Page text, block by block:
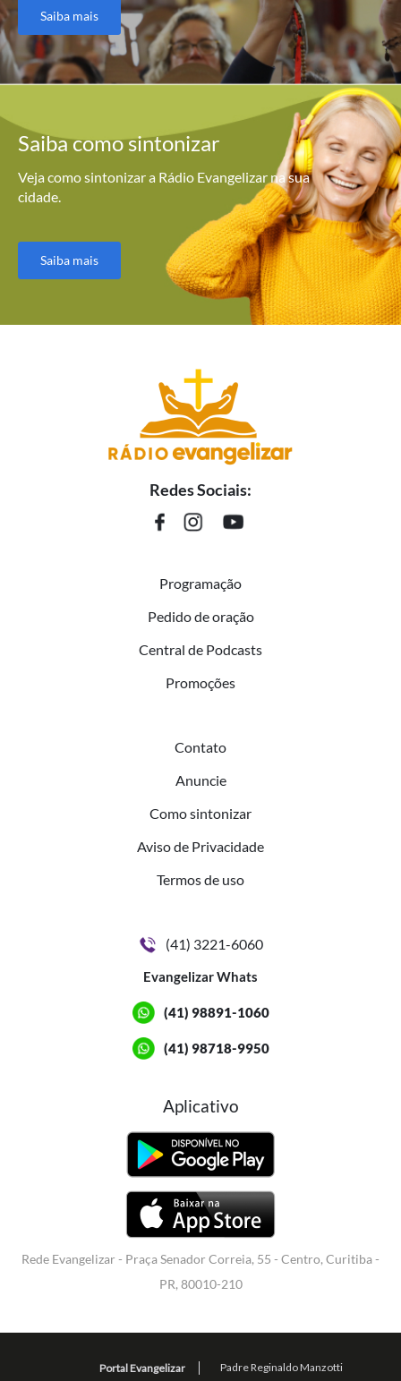
Saiba mais
Saiba comosintonizar
Veja como sintonizar a Rádio Evangelizar na sua
cidade.
Saiba mais
Redes Sociais:
Programação
Pedido de oração
Central de Podcasts
Promoções
Contato
Anuncie
Como sintonizar
Aviso de Privacidade
Termos de uso
(41) 3221-6060
Evangelizar Whats
(41) 98891-1060
(41) 98718-9950
Aplicativo
Rede Evangelizar - Praça Senador Correia, 55 - Centro, Curitiba -
PR, 80010-210